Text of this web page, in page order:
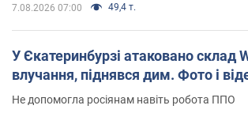
7.08.2026 07:00 49,4 т.
У Єкатеринбурзі атаковано склад
влучання, піднявся дим. Фото і
Не допомогла росіянам навіть робота ППО